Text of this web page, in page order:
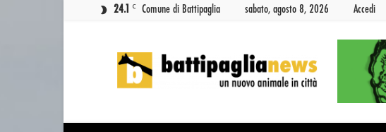
24.1 C Comune di Battipaglia sabato, agosto 8, 2026 Accedi
News